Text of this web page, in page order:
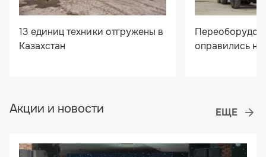
13 единиц техники отгружены в
Казахстан
оправились на
Акции и новости